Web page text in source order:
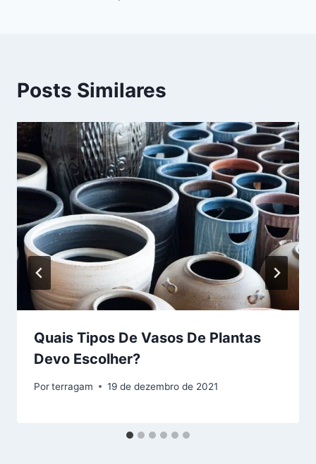
Posts Similares
Quais Tipos De Vasos De Plantas
Devo Escolher?
Porterragam 19 de dezembro de 2021